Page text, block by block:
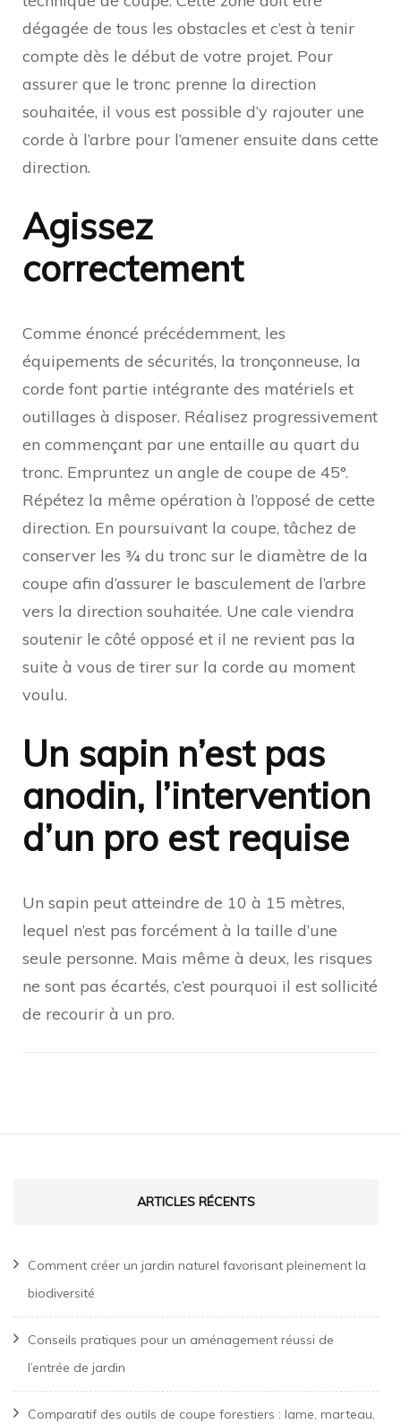
dégagée de tous les obstacles et c’est à tenir
compte dès le début de votre projet. Pour
assurer que le tronc prenne la direction
souhaitée, il vous est possible d’y rajouter une
corde à l’arbre pour l’amener ensuite dans cette
direction.
Agissez
correctement
Comme énoncé précédemment, les
équipements de sécurités, la tronçonneuse, la
corde font partie intégrante des matériels et
outillages à disposer. Réalisez progressivement
en commençant par une entaille au quart du
tronc. Empruntez un angle de coupe de 45°.
Répétez la même opération à l’opposé de cette
direction. En poursuivant la coupe, tâchez de
conserver les ¾ du tronc sur le diamètre de la
coupe afin d’assurer le basculement de l’arbre
vers la direction souhaitée. Une cale viendra
soutenir le côté opposé et il ne revient pas la
suite à vous de tirer sur la corde au moment
voulu.
Un sapin n’est pas
anodin, l’intervention
d’un pro est requise
Un sapin peut atteindre de 10 à 15 mètres,
lequel n’est pas forcément à la taille d’une
seule personne. Mais même à deux, les risques
ne sont pas écartés, c’est pourquoi il est sollicité
de recourir à un pro.
d'article
ARTICLES RÉCENTS
Comment créer un jardin naturel favorisant pleinement la
biodiversité
Conseils pratiques pour un aménagement réussi de
l’entrée de jardin
Comparatif des outils de coupe forestiers : lame, marteau,